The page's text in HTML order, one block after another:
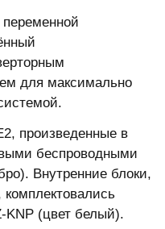
для максимально
произведенные в
беспроводными
Внутренние блоки,
KNP (цвет белый).